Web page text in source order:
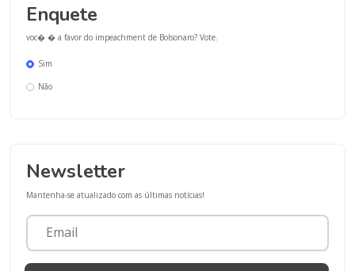
Enquete
voc� � a favor do impeachment de Bolsonaro? Vote.
Sim
Não
Newsletter
Mantenha-se atualizado com as últimas notícias!